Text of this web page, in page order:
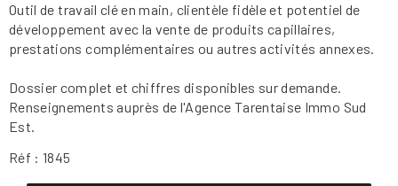
Outil de travail clé en main, clientèle fidèle et potentiel de
développement avec la vente de produits capillaires,
prestations complémentaires ou autres activités annexes.
Dossier complet et chiffres disponibles sur demande.
Renseignements auprès de l'Agence Tarentaise Immo Sud
Est.
Réf : 1845